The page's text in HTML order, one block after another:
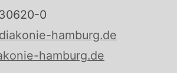
0
hamburg.de
hamburg.de